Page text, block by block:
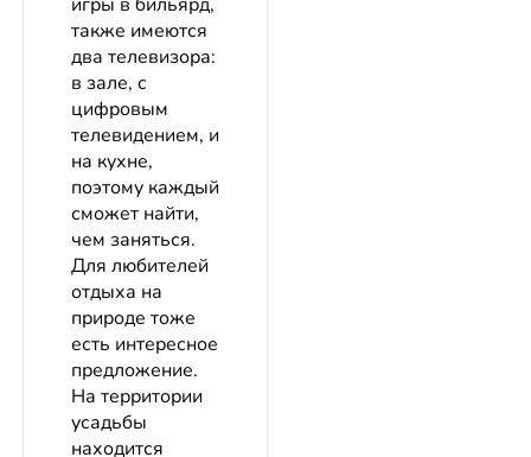
также имеются
два телевизора:
в зале, с
цифровым
телевидением, и
на кухне,
поэтому каждый
сможет найти,
чем заняться.
Для любителей
отдыха на
природе тоже
есть интересное
предложение.
На территории
усадьбы
находится